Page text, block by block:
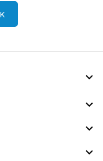



